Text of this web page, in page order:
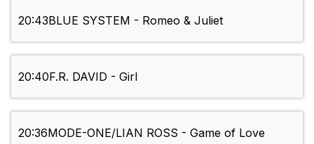
20:43BLUE SYSTEM - Romeo & Juliet
20:40F.R. DAVID - Girl
20:36MODE-ONE/LIAN ROSS - Game of Love